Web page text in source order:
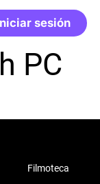
sesión
PC
Filmoteca